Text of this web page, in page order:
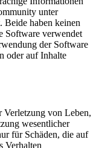
unter
Beide haben keinen
Software verwendet
der Software
oder auf Inhalte
Verletzung von Leben,
wesentlicher
für Schäden, die auf
Verhalten